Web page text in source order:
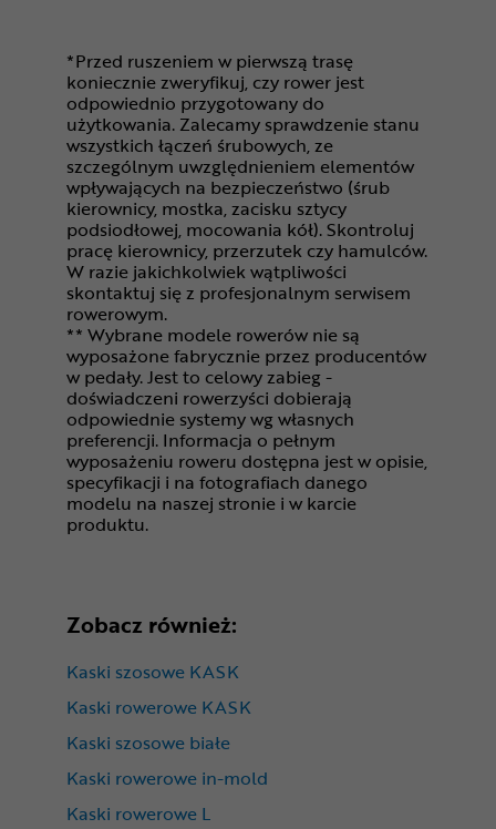
*Przed ruszeniem w pierwszą trasę
koniecznie zweryfikuj, czy rower jest
odpowiednio przygotowany do
użytkowania. Zalecamy sprawdzenie stanu
wszystkich łączeń śrubowych, ze
szczególnym uwzględnieniem elementów
wpływających na bezpieczeństwo (śrub
kierownicy, mostka, zacisku sztycy
podsiodłowej, mocowania kół). Skontroluj
pracę kierownicy, przerzutek czy hamulców.
W razie jakichkolwiek wątpliwości
skontaktuj się z profesjonalnym serwisem
rowerowym.
** Wybrane modele rowerów nie są
wyposażone fabrycznie przez producentów
w pedały. Jest to celowy zabieg -
doświadczeni rowerzyści dobierają
odpowiednie systemy wg własnych
preferencji. Informacja o pełnym
wyposażeniu roweru dostępna jest w opisie,
specyfikacji i na fotografiach danego
modelu na naszej stronie i w karcie
produktu.
Zobacz również:
Kaski szosowe KASK
Kaski rowerowe KASK
Kaski szosowe białe
Kaski rowerowe in-mold
Kaski rowerowe L